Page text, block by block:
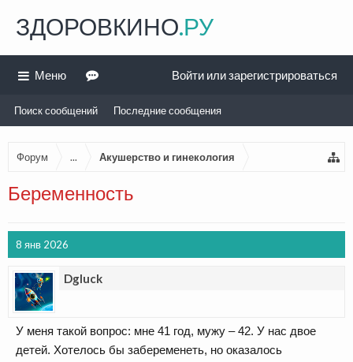
Форум ... Акушерство и гинекология
Беременность
8 янв 2026
Dgluck
У меня такой вопрос: мне 41 год, мужу – 42. У нас двое
детей. Хотелось бы забеременеть, но оказалось
ЗДОРОВКИНО.РУ
Меню
Поиск сообщений Последние сообщения
Войти или зарегистрироваться